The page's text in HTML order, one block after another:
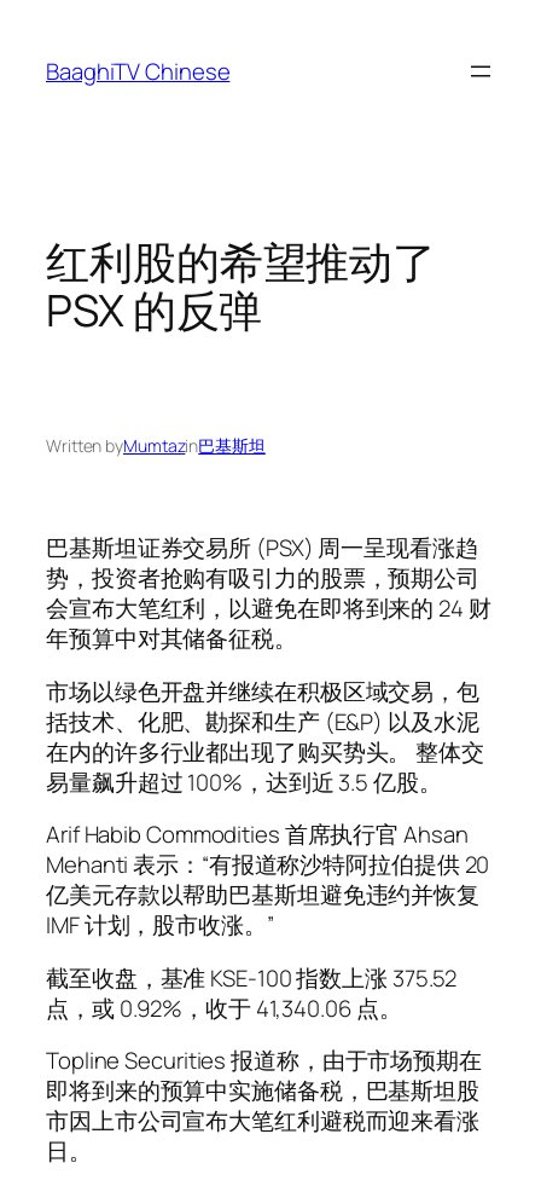
content
BaaghiTV Chinese
红利股的希望推动了
PSX 的反弹
Written byMumtazin巴基斯坦
巴基斯坦证券交易所 (PSX) 周一呈现看涨趋
势，投资者抢购有吸引力的股票，预期公司
会宣布大笔红利，以避免在即将到来的 24 财
年预算中对其储备征税。
市场以绿色开盘并继续在积极区域交易，包
括技术、化肥、勘探和生产 (E&P) 以及水泥
在内的许多行业都出现了购买势头。 整体交
易量飙升超过 100%，达到近 3.5 亿股。
Arif Habib Commodities 首席执行官 Ahsan
Mehanti 表示：“有报道称沙特阿拉伯提供 20
亿美元存款以帮助巴基斯坦避免违约并恢复
IMF 计划，股市收涨。”
截至收盘，基准 KSE-100 指数上涨 375.52
点，或 0.92%，收于 41,340.06 点。
Topline Securities 报道称，由于市场预期在
即将到来的预算中实施储备税，巴基斯坦股
市因上市公司宣布大笔红利避税而迎来看涨
日。